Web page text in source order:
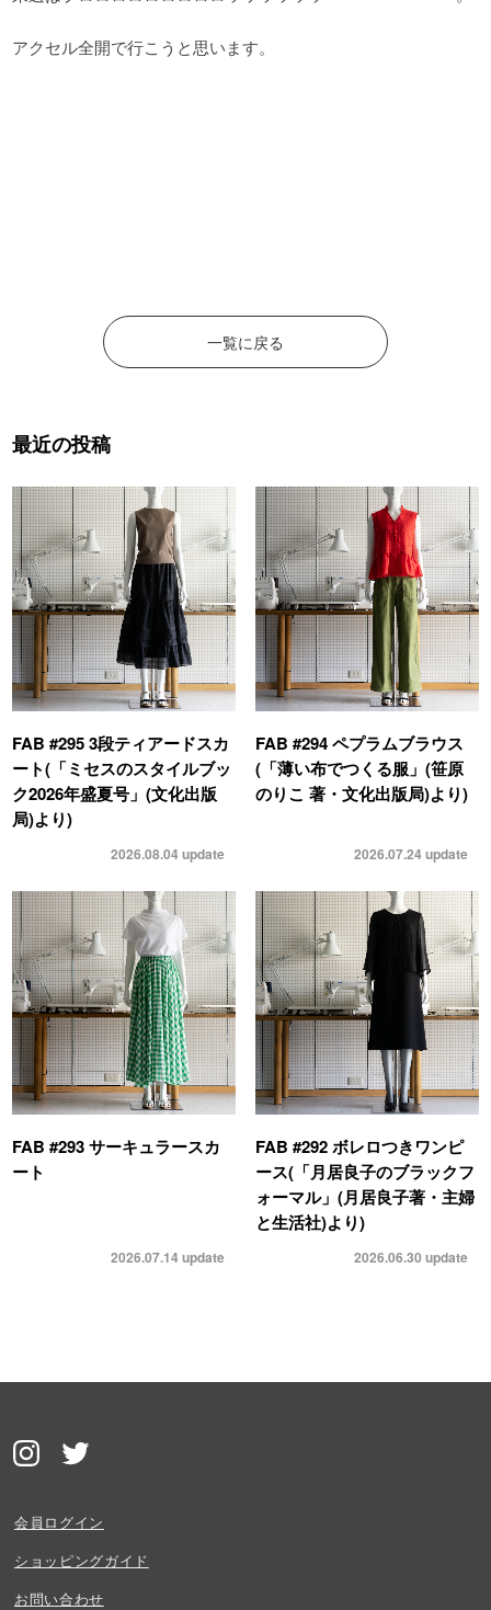
アクセル全開で行こうと思います。
一覧に戻る
最近の投稿
FAB #295 3段ティアードスカ
ート(「ミセスのスタイルブッ
ク2026年盛夏号」(文化出版
局)より)
2026.08.04update
FAB #294 ペプラムブラウス
(「薄い布でつくる服」(笹原
のりこ 著・文化出版局)より)
2026.07.24update
FAB #293 サーキュラースカ
ート
2026.07.14update
FAB #292 ボレロつきワンピ
ース(「月居良子のブラックフ
ォーマル」(月居良子著・主婦
と生活社)より)
2026.06.30 update
会員ログイン
ショッピングガイド
お問い合わせ